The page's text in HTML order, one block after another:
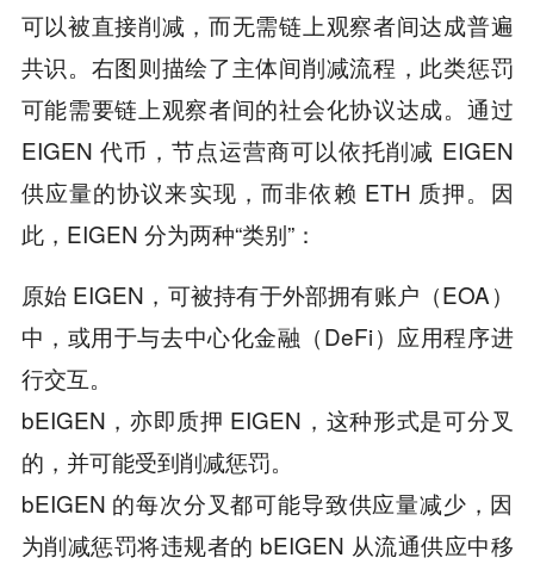
可以被直接削减，而无需链上观察者间达成普遍
共识。右图则描绘了主体间削减流程，此类惩罚
可能需要链上观察者间的社会化协议达成。通过
EIGEN 代币，节点运营商可以依托削减 EIGEN
供应量的协议来实现，而非依赖 ETH 质押。因
此，EIGEN 分为两种“类别”：
原始 EIGEN，可被持有于外部拥有账户（EOA）
中，或用于与去中心化金融（DeFi）应用程序进
行交互。
bEIGEN，亦即质押 EIGEN，这种形式是可分叉
的，并可能受到削减惩罚。
bEIGEN 的每次分叉都可能导致供应量减少，因
为削减惩罚将违规者的 bEIGEN 从流通供应中移